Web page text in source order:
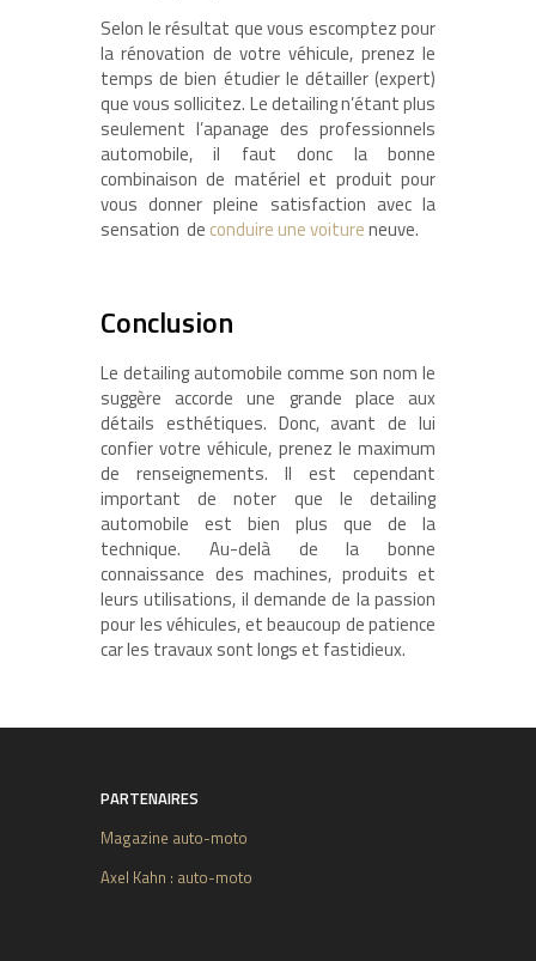
Selon le résultat que vous escomptez pour
la rénovation de votre véhicule, prenez le
temps de bien étudier le détailler (expert)
que vous sollicitez. Le detailing n’étant plus
seulement l’apanage des professionnels
automobile, il faut donc la bonne
combinaison de matériel et produit pour
vous donner pleine satisfaction avec la
sensation de conduire une voitureneuve.
Conclusion
Le detailing automobile comme son nom le
suggère accorde une grande place aux
détails esthétiques. Donc, avant de lui
confier votre véhicule, prenez le maximum
de renseignements. Il est cependant
important de noter que le detailing
automobile est bien plus que de la
technique. Au-delà de la bonne
connaissance des machines, produits et
leurs utilisations, il demande de la passion
pour les véhicules, et beaucoup de patience
car les travaux sont longs et fastidieux.
PARTENAIRES
Magazine auto-moto
Axel Kahn : auto-moto